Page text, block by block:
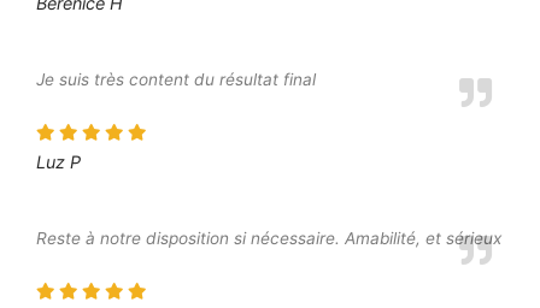
Je suis très content du résultat final
Luz P
Reste à notre disposition si nécessaire. Amabilité, et sérieux